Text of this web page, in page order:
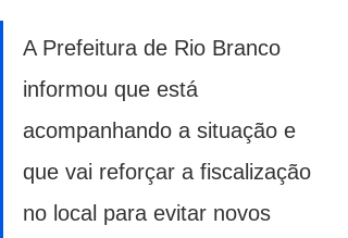
A Prefeitura de Rio Branco
informou que está
acompanhando a situação e
que vai reforçar a fiscalização
no local para evitar novos